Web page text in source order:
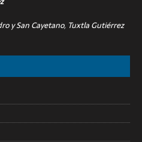
y San Cayetano, Tuxtla Gutiérrez